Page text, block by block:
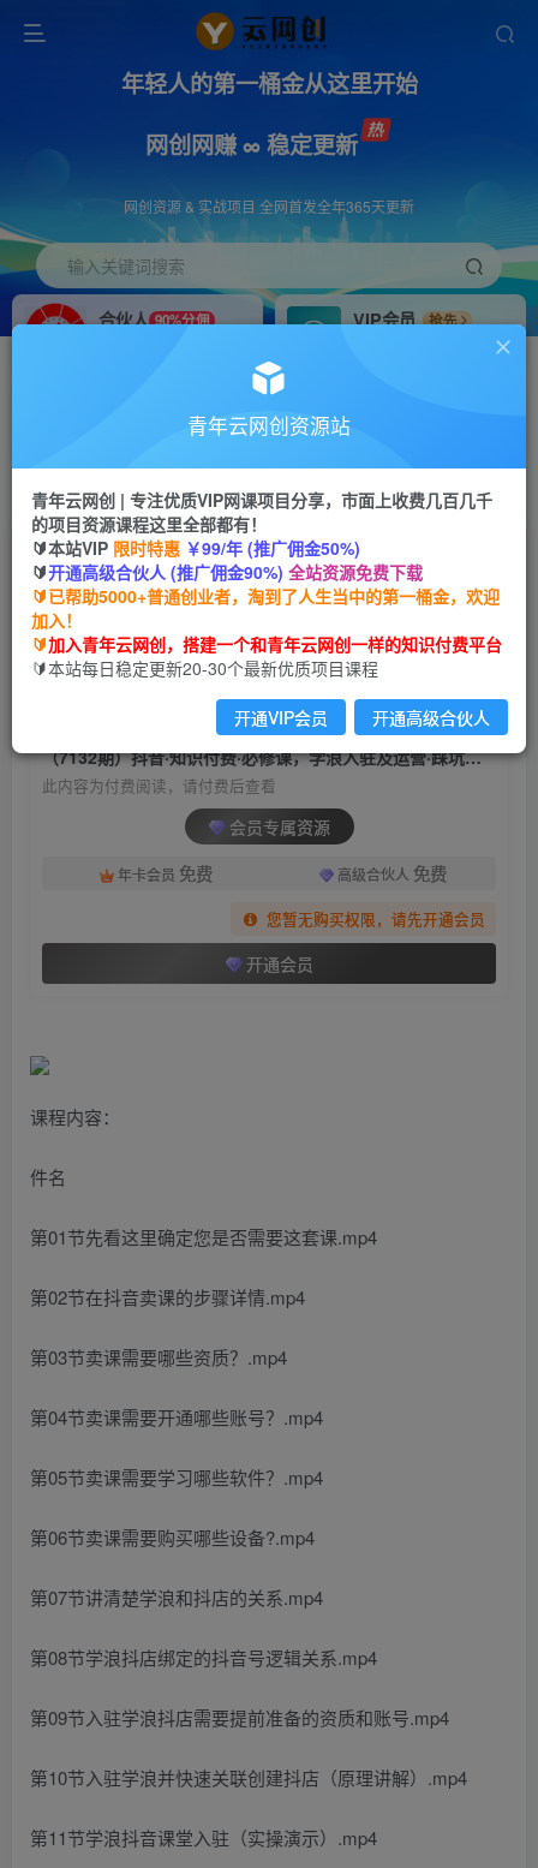
年轻人的第一桶金从这里开始
网创网赚 ∞ 稳定更新
网创资源 & 实战项目 全网首发全年365天更新
输入关键词搜索
合伙人 90%分佣
VIP会员
抢先
搭建同款网站，自己当老板
首页 创业课程 会员专属 正文
（7132期）抖音·知识付费·必修课，学浪入驻及运
营·踩坑难点全透析（2023新版）
青年云网创
2年前发布
关注 私信
（7132期）抖音·知识付费·必修课，学浪入驻及运营·踩坑难点全透析（2023新版）
此内容为付费阅读，请付费后查看
会员专属资源
年卡会员 免费 高级合伙人 免费
您暂无购买权限，请先开通会员
开通会员
课程内容：
件名
第01节先看这里确定您是否需要这套课.mp4
第02节在抖音卖课的步骤详情.mp4
第03节卖课需要哪些资质？.mp4
第04节卖课需要开通哪些账号？.mp4
第05节卖课需要学习哪些软件？.mp4
第06节卖课需要购买哪些设备?.mp4
第07节讲清楚学浪和抖店的关系.mp4
第08节学浪抖店绑定的抖音号逻辑关系.mp4
第09节入驻学浪抖店需要提前准备的资质和账号.mp4
第10节入驻学浪并快速关联创建抖店（原理讲解）.mp4
第11节学浪抖音课堂入驻（实操演示）.mp4
青年云网创资源站
青年云网创 | 专注优质VIP网课项目分享，市面上收费几百几千
的项目资源课程这里全部都有！
🔰本站VIP 限时特惠 ￥99/年 (推广佣金50%)
🔰开通高级合伙人 (推广佣金90%) 全站资源免费下载
🔰已帮助5000+普通创业者，淘到了人生当中的第一桶金，欢迎
加入！
🔰加入青年云网创，搭建一个和青年云网创一样的知识付费平台
🔰本站每日稳定更新20-30个最新优质项目课程
开通VIP会员 开通高级合伙人